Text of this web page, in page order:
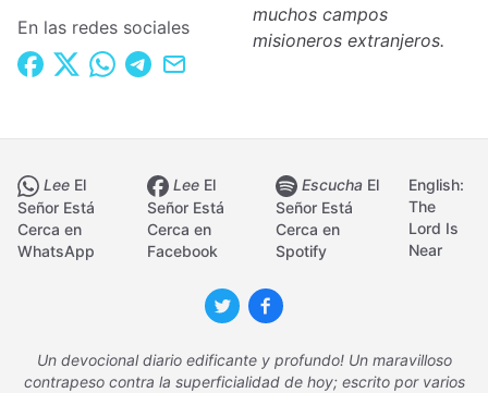
En las redes sociales
muchos campos
misioneros extranjeros.
Lee El
Señor Está
Cerca en
WhatsApp
Lee El
Señor Está
Cerca en
Facebook
EscuchaEl
Señor Está
Cerca en
Spotify
English:
The
Lord Is
Near
Un devocional diario edificante y profundo! Un maravilloso
contrapeso contra la superficialidad de hoy; escrito por varios